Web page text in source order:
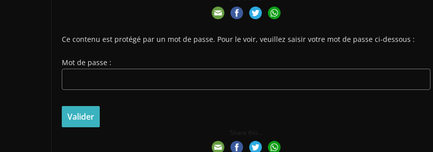
Ce contenu est protégé par un mot de passe. Pour le voir, veuillez saisir votre mot de passe ci-dessous :
Mot de passe :
Share this...